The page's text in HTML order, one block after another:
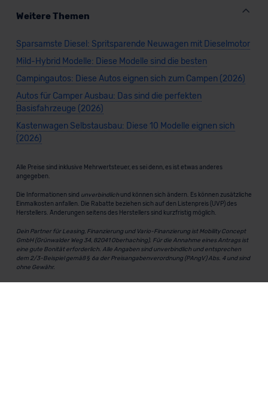
Weitere Themen
Sparsamste Diesel: Spritsparende Neuwagen mit Dieselmotor
Mild-Hybrid Modelle: Diese Modelle sind die besten
Campingautos: Diese Autos eignen sich zum Campen (2026)
Autos für Camper Ausbau: Das sind die perfekten
Basisfahrzeuge (2026)
Kastenwagen Selbstausbau: Diese 10 Modelle eignen sich
(2026)
Alle Preise sind inklusive Mehrwertsteuer, es sei denn, es ist etwas anderes
angegeben.
Die Informationen sind unverbindlichund können sich ändern. Es können zusätzliche
Einmalkosten anfallen. Die Rabatte beziehen sich auf den Listenpreis (UVP) des
Herstellers. Änderungen seitens des Herstellers sind kurzfristig möglich.
Dein Partner für Leasing, Finanzierung und Vario-Finanzierung ist Mobility Concept
GmbH (Grünwalder Weg 34, 82041 Oberhaching). Für die Annahme eines Antrags ist
eine gute Bonität erforderlich. Alle Angaben sind unverbindlich und entsprechen
dem 2/3-Beispiel gemäß § 6a der Preisangabenverordnung (PAngV) Abs. 4 und sind
ohne Gewähr.